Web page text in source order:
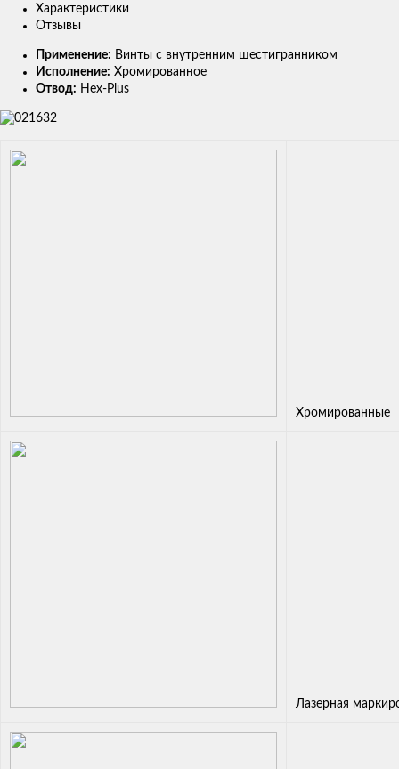
Характеристики
Отзывы
Применение: Винты с внутренним шестигранником
Исполнение: Хромированное
Отвод: Hex-Plus
Хромированные
Лазерная